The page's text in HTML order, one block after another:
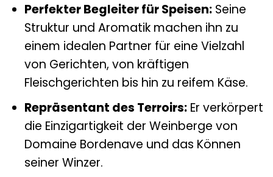
Perfekter Begleiter für Speisen:Seine
Struktur und Aromatik machen ihn zu
einem idealen Partner für eine Vielzahl
von Gerichten, von kräftigen
Fleischgerichten bis hin zu reifem Käse.
Repräsentant des Terroirs:Er verkörpert
die Einzigartigkeit der Weinberge von
Domaine Bordenave und das Können
seiner Winzer.